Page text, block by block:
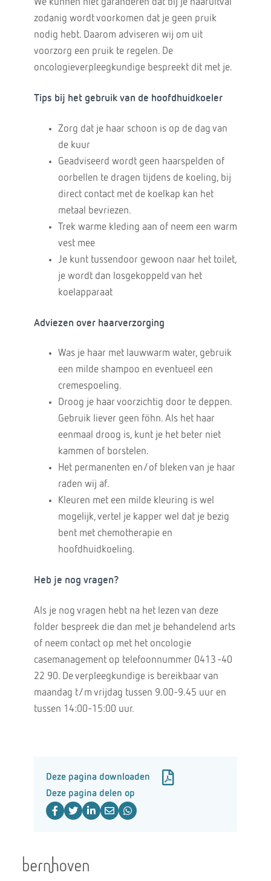
We kunnen niet garanderen dat bij je haaruitval
zodanig wordt voorkomen dat je geen pruik
nodig hebt. Daarom adviseren wij om uit
voorzorg een pruik te regelen. De
oncologieverpleegkundige bespreekt dit met je.
Tips bij het gebruik van de hoofdhuidkoeler
Zorg dat je haar schoon is op de dag van
de kuur
Geadviseerd wordt geen haarspelden of
oorbellen te dragen tijdens de koeling, bij
direct contact met de koelkap kan het
metaal bevriezen.
Trek warme kleding aan of neem een warm
vest mee
Je kunt tussendoor gewoon naar het toilet,
je wordt dan losgekoppeld van het
koelapparaat
Adviezen over haarverzorging
Was je haar met lauwwarm water, gebruik
een milde shampoo en eventueel een
cremespoeling.
Droog je haar voorzichtig door te deppen.
Gebruik liever geen föhn. Als het haar
eenmaal droog is, kunt je het beter niet
kammen of borstelen.
Het permanenten en/of bleken van je haar
raden wij af.
Kleuren met een milde kleuring is wel
mogelijk, vertel je kapper wel dat je bezig
bent met chemotherapie en
hoofdhuidkoeling.
Heb je nog vragen?
Als je nog vragen hebt na het lezen van deze
folder bespreek die dan met je behandelend arts
of neem contact op met het oncologie
casemanagement op telefoonnummer 0413 -40
22 90. De verpleegkundige is bereikbaar van
maandag t/m vrijdag tussen 9.00-9.45 uur en
tussen 14:00-15:00 uur.
Deze pagina downloaden
Deze pagina delen op